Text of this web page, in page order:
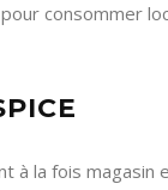
consommer
à la fois